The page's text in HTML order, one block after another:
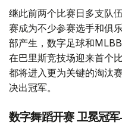
继此前两个比赛日多支队
赛成为不少参赛选手和俱
部产生，数字足球和
在巴里斯竞技场迎来首个
都将进入更为关键的淘汰
决出冠军。
数字舞蹈开赛 卫冕冠